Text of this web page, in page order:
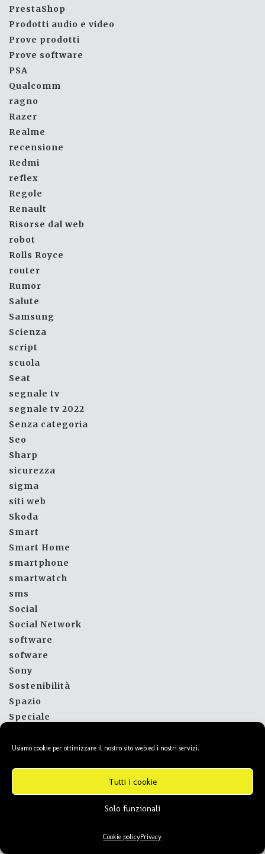
Usiamo cookie per ottimizzare il nostro sito web ed i nostri servizi.
Tutti i cookie
Solo funzionali
Cookie policyPrivacy
PrestaShop
Prodotti audio e video
Prove prodotti
Prove software
PSA
Qualcomm
ragno
Razer
Realme
recensione
Redmi
reflex
Regole
Renault
Risorse dal web
robot
Rolls Royce
router
Rumor
Salute
Samsung
Scienza
script
scuola
Seat
segnale tv
segnale tv 2022
Senza categoria
Seo
Sharp
sicurezza
sigma
siti web
Skoda
Smart
Smart Home
smartphone
smartwatch
sms
Social
Social Network
software
sofware
Sony
Sostenibilità
Spazio
Speciale
Sport
Startup